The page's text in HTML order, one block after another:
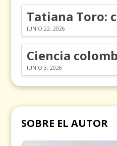
JUNIO 22, 2026
JUNIO 3, 2026
SOBRE EL AUTOR